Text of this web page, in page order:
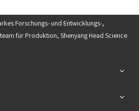
Forschungs- und Entwicklungs-,
für Produktion, Shenyang Head Science